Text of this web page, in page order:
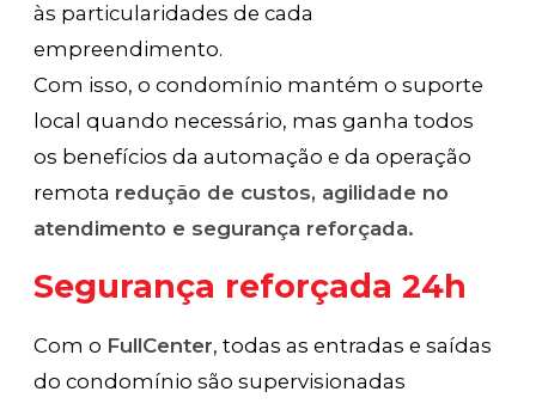
às particularidades de cada
empreendimento.
Com isso, o condomínio mantém o suporte
local quando necessário, mas ganha todos
os benefícios da automação e da operação
remota redução de custos, agilidade no
atendimento e segurança reforçada.
Segurança reforçada 24h
Com o FullCenter, todas as entradas e saídas
do condomínio são supervisionadas